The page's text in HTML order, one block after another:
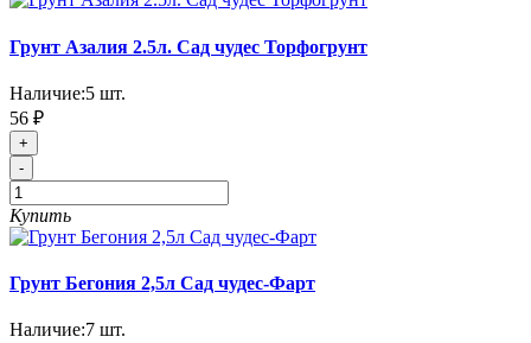
Грунт Азалия 2.5л. Сад чудес Торфогрунт
Наличие:5 шт.
56 ₽
+
-
Купить
Грунт Бегония 2,5л Сад чудес-Фарт
Наличие:7 шт.